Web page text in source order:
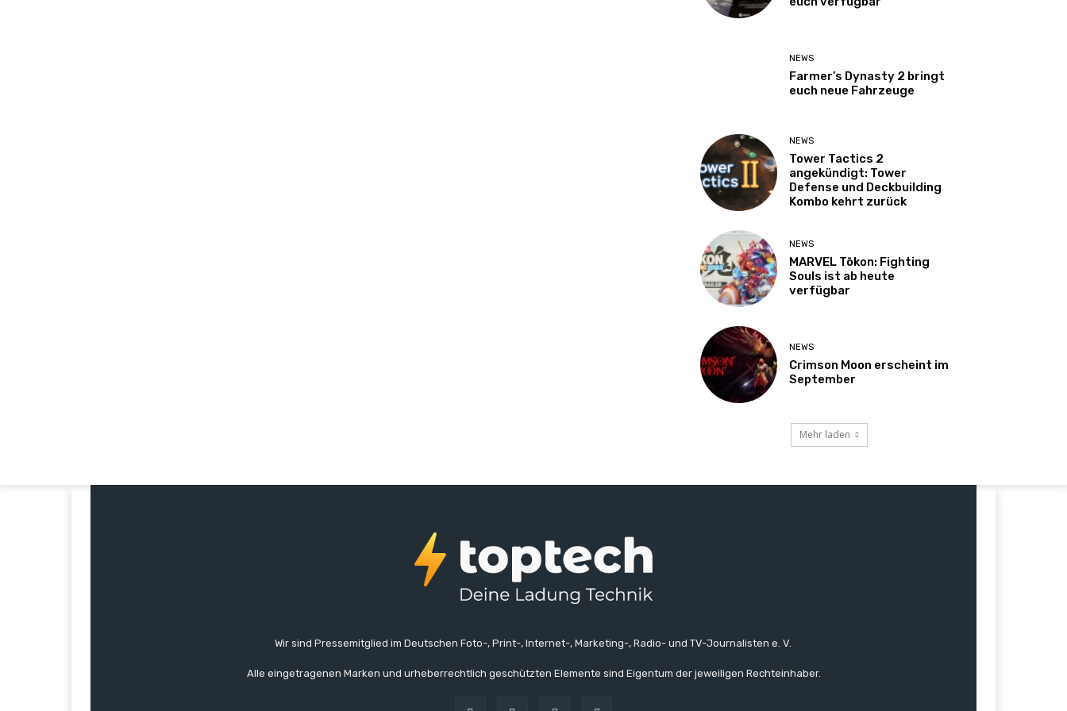
NEWS
Farmer’s Dynasty 2 bringt
euch neue Fahrzeuge
NEWS
Tower Tactics 2
angekündigt: Tower
Defense und Deckbuilding
Kombo kehrt zurück
NEWS
MARVEL Tōkon: Fighting
Souls ist ab heute
verfügbar
NEWS
Crimson Moon erscheint im
September
Mehr laden
Wir sind Pressemitglied im Deutschen Foto-, Print-, Internet-, Marketing-, Radio- und TV-Journalisten e. V.
Alle eingetragenen Marken und urheberrechtlich geschützten Elemente sind Eigentum der jeweiligen Rechteinhaber.